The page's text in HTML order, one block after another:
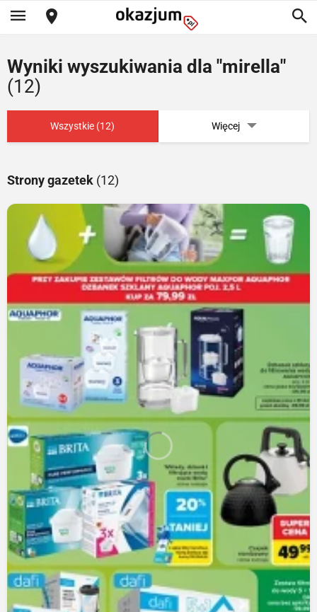
Wyniki wyszukiwania dla "mirella"
(12)
Wszystkie (12) Więcej
Strony gazetek (12)